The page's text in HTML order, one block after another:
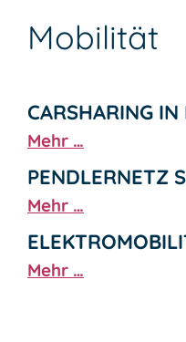
Mobilität
CARSHARING
Mehr …
PENDLERNETZ
Mehr …
Mehr …